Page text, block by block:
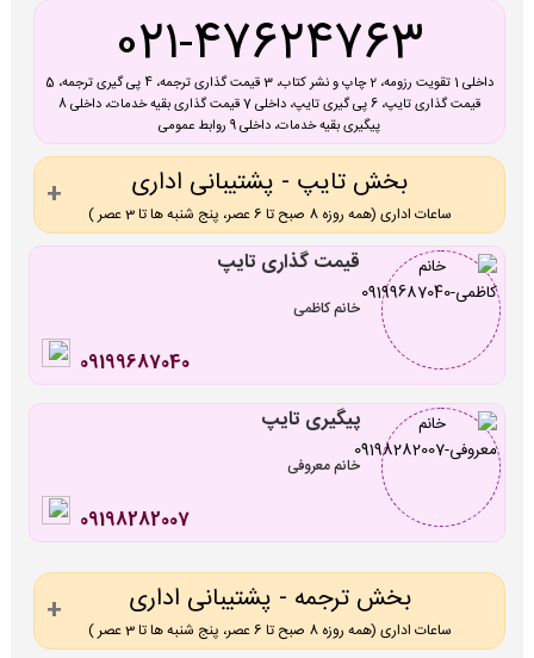
021-47624763
داخلی 1 تقویت رزومه، 2 چاپ و نشر کتاب، 3 قیمت گذاری ترجمه، 4 پی گیری ترجمه، 5
قیمت گذاری تایپ، 6 پی گیری تایپ، داخلی 7 قیمت گذاری بقیه خدمات، داخلی 8
پیگیری بقیه خدمات، داخلی 9 روابط عمومی
بخش تایپ - پشتیبانی اداری
ساعات اداری (همه روزه 8 صبح تا 6 عصر، پنج شنبه ها تا 3 عصر )
قیمت گذاری تایپ
خانم کاظمی
09199687040
پیگیری تایپ
خانم معروفی
09198282007
بخش ترجمه - پشتیبانی اداری
ساعات اداری (همه روزه 8 صبح تا 6 عصر، پنج شنبه ها تا 3 عصر )